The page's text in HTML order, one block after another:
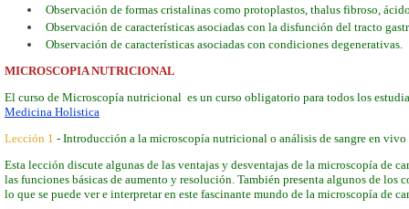
Observación de formas cristalinas como protoplastos, thalus fibroso,
Observación de características asociadas con la disfunción del tracto
Observación de características asociadas con condiciones degenerativas.
MICROSCOPIA NUTRICIONAL
El curso de Microscopía nutricional es un curso obligatorio para todos los
Medicina Holistica
Lección 1 - Introducción a la microscopía nutricional o análisis de sangre en vivo
Esta lección discute algunas de las ventajas y desventajas de la microscopía de
las funciones básicas de aumento y resolución. También presenta algunos de los
lo que se puede ver e interpretar en este fascinante mundo de la microscopía de